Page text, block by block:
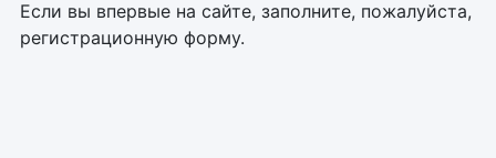
Если вы впервые на сайте, заполните, пожалуйста,
регистрационную форму.